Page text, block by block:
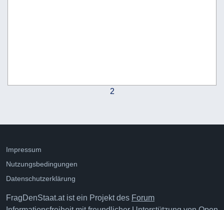
2
Impressum
Nutzungsbedingungen
Datenschutzerklärung
FragDenStaat.at ist ein Projekt des Forum